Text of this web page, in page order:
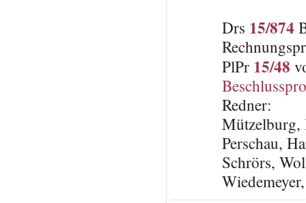
Drs 15/874
PlPr 15/48
Redner:
Mützelburg,
Perschau,
Schrörs,